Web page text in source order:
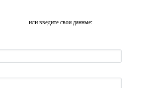
или введите свои данные: